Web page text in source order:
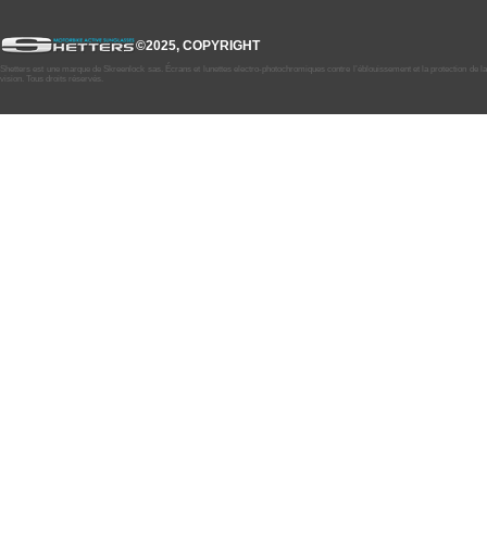
©2025, COPYRIGHT
Shetters est une marque de Skreenlock sas. Écrans et lunettes electro-photochromiques contre l’éblouissement et la protection de la
vision. Tous droits réservés.